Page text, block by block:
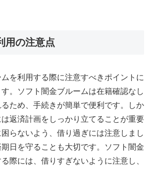
用の注意点
を利用する際に注意すべきポイントに
。ソフト闇金ブルームは在籍確認なし
ため、手続きが簡単で便利です。しか
返済計画をしっかり立てることが重要
らないよう、借り過ぎには注意しまし
日を守ることも大切です。ソフト闇金
際には、借りすぎないように注意し、